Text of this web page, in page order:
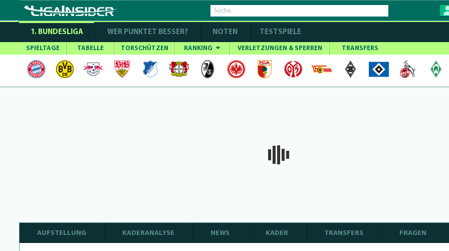
1. BUNDESLIGA WER PUNKTET BESSER? NOTEN TESTSPIELE
SPIELTAGE TABELLE TORSCHÜTZEN RANKING VERLETZUNGEN & SPERREN TRANSFERS
AUFSTELLUNG KADERANALYSE NEWS KADER TRANSFERS FRAGEN